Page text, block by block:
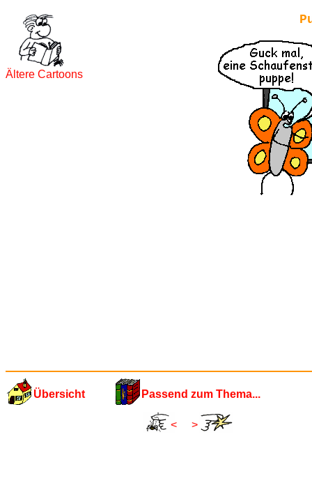
Ältere Cartoons
Übersicht Passend zum Thema...
< >